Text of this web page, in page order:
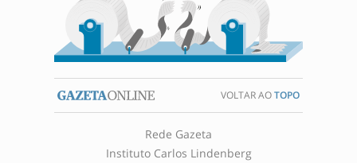
VOLTAR AOTOPO
Rede Gazeta
Instituto Carlos Lindenberg